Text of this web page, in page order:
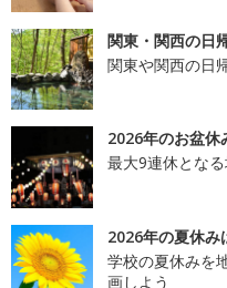
関東・関西の日
関東や関西の日
2026年のお盆休
最大9連休とな
2026年の夏休み
学校の夏休みを
画しよう